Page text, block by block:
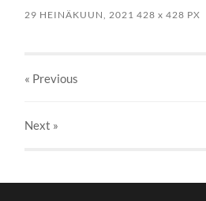
29 HEINÄKUUN, 2021 428x 428 PX
« Previous
Next »